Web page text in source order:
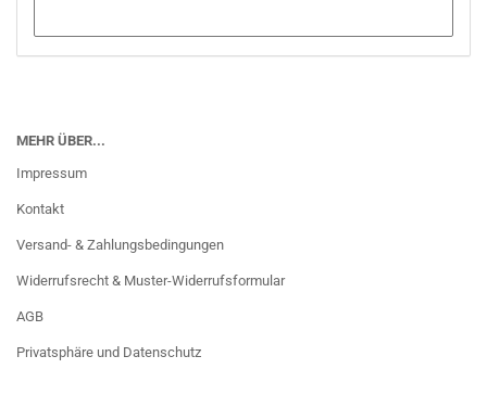
MEHR ÜBER...
Impressum
Kontakt
Versand- & Zahlungsbedingungen
Widerrufsrecht & Muster-Widerrufsformular
AGB
Privatsphäre und Datenschutz